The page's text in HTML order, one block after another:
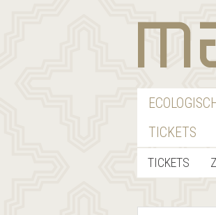
TICKETS
TICKETS